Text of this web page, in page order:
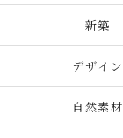
新築
デザイン
自然素材